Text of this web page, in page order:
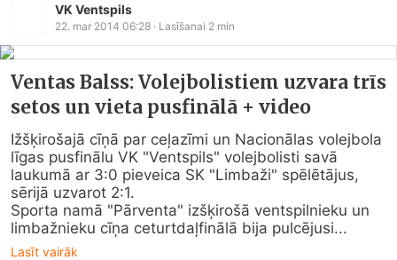
VK Ventspils
22. mar 2014 06:28 · Lasīšanai 2 min
Ventas Balss: Volejbolistiem uzvara trīs
setos un vieta pusfinālā + video
Ižšķirošajā cīņā par ceļazīmi un Nacionālas volejbola
līgas pusfinālu VK "Ventspils" volejbolisti savā
laukumā ar 3:0 pieveica SK "Limbaži" spēlētājus,
sērijā uzvarot 2:1.
Sporta namā "Pārventa" izšķirošā ventspilnieku un
limbažnieku cīņa ceturtdaļfinālā bija pulcējusi...
Lasīt vairāk